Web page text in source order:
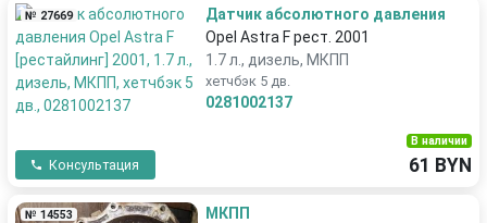
№ 27669
Датчик абсолютного давления
Opel Astra F рест. 2001
1.7 л., дизель, МКПП
хетчбэк 5 дв.
0281002137
Консультация
В наличии
61 BYN
№ 14553
МКПП